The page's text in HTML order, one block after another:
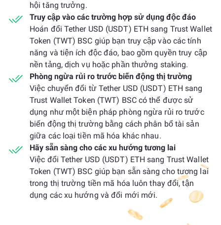
hội tăng trưởng.
Truy cập vào các trường hợp sử dụng độc đáo
Hoán đổi Tether USD (USDT) ETH sang Trust Wallet
Token (TWT) BSC giúp bạn truy cập vào các tính
năng và tiện ích độc đáo, bao gồm quyền truy cập
nền tảng, dịch vụ hoặc phần thưởng staking.
Phòng ngừa rủi ro trước biến động thị trường
Việc chuyển đổi từ Tether USD (USDT) ETH sang
Trust Wallet Token (TWT) BSC có thể được sử
dụng như một biện pháp phòng ngừa rủi ro trước
biến động thị trường bằng cách phân bổ tài sản
giữa các loại tiền mã hóa khác nhau.
Hãy sẵn sàng cho các xu hướng tương lai
Việc đổi Tether USD (USDT) ETH sang Trust Wallet
Token (TWT) BSC giúp bạn sẵn sàng cho tương lai
trong thị trường tiền mã hóa luôn thay đổi, tận
dụng các xu hướng và đổi mới mới.